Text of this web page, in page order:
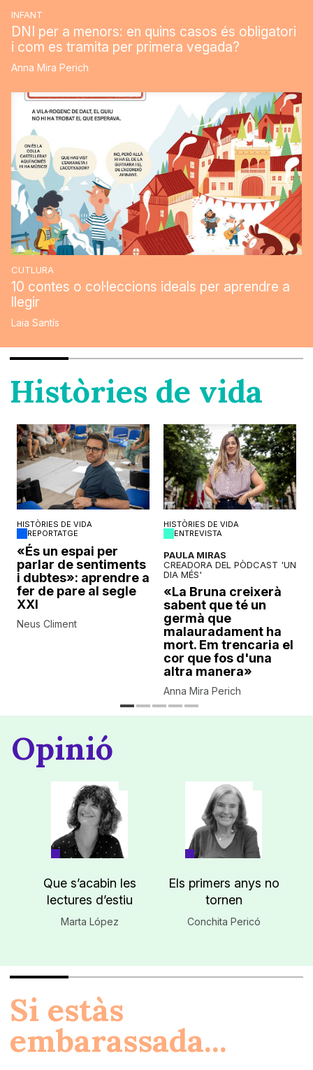
INFANT
DNI per a menors: en quins casos és obligatori
i com es tramita per primera vegada?
Anna Mira Perich
CUTLURA
10 contes o col·leccions ideals per aprendre a
llegir
Laia Santís
Històries de vida
HISTÒRIES DE VIDA
REPORTATGE
«És un espai per
parlar de sentiments
i dubtes»: aprendre a
fer de pare al segle
XXI
Neus Climent
HISTÒRIES DE VIDA
ENTREVISTA
PAULA MIRAS
CREADORA DEL PÒDCAST 'UN
DIA MÉS'
«La Bruna creixerà
sabent que té un
germà que
malauradament ha
mort. Em trencaria el
cor que fos d'una
altra manera»
Anna Mira Perich
Opinió
Que s’acabin les
lectures d’estiu
Marta López
Els primers anys no
tornen
Conchita Pericó
Si estàs
embarassada...